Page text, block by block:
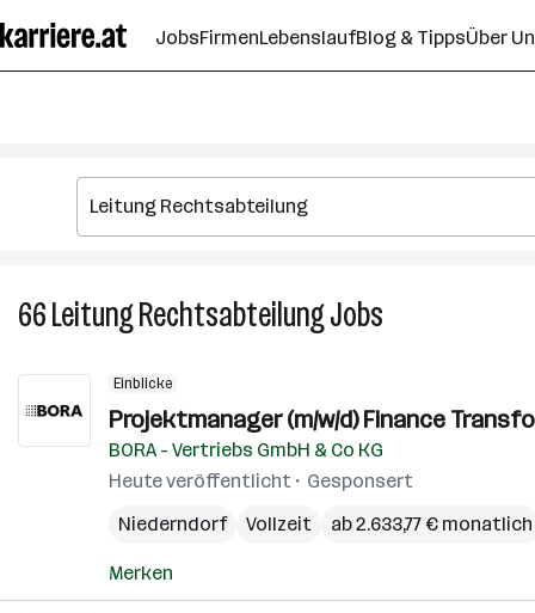
Seiteninhalt
springen
JobsFirmenLebenslaufBlog & TippsÜber
66Leitung RechtsabteilungJobs
Einblicke
Projektmanager (m/w/d) Finance
BORA - Vertriebs GmbH & Co KG
Heute veröffentlicht
Gesponsert
Niederndorf
Vollzeit ab 2.633,77 € monatlich
Merken